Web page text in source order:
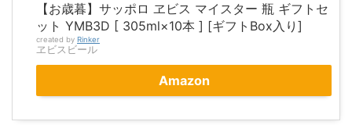
【お歳暮】サッポロ ヱビス マイスター 瓶 ギフトセ
ット YMB3D [ 305ml×10本 ] [ギフトBox入り]
created by Rinker
ヱビスビール
Amazon